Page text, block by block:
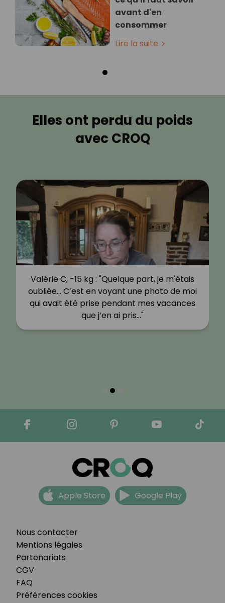
avant d'en
consommer
Lire la suite
Elles ont perdu du poids
avec CROQ
Valérie C, -15 kg : "Quelque part, je m'étais
oubliée… C’est en voyant une photo de moi
qui avait été prise pendant mes vacances
que j’en ai pris…"
Nous contacter
Mentions légales
Partenariats
CGV
FAQ
Préférences cookies
Apple Store Google Play